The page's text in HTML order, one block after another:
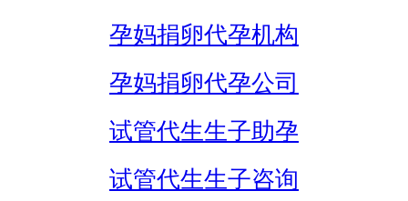
孕妈捐卵代孕机构
孕妈捐卵代孕公司
试管代生生子助孕
试管代生生子咨询